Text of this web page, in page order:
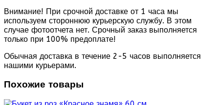
Внимание! При срочной доставке от 1 часа мы
используем стороннюю курьерскую службу. В этом
случае фотоотчета нет. Срочный заказ выполняется
только при 100% предоплате!
Обычная доставка в течение 2-5 часов выполняется
нашими курьерами.
Похожие товары